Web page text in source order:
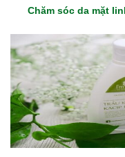
Chăm sóc da mặt